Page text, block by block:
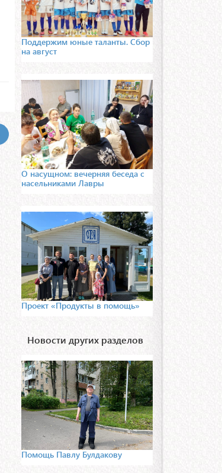
Поддержим юные таланты. Сбор
на август
О насущном: вечерняя беседа с
насельниками Лавры
Проект «Продукты в помощь»
Новости других разделов
Помощь Павлу Булдакову